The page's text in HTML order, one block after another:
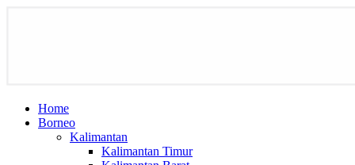
Home
Borneo
Kalimantan
Kalimantan Timur